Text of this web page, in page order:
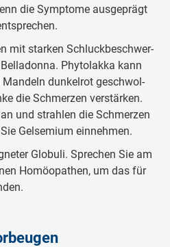
die Symp­to­me aus­ge­prägt
mit star­ken Schluck­be­schwer­
Phy­to­lak­ka kann
Man­deln dun­kel­rot ge­schwol­
die Schmer­zen ver­stär­ken.
und strah­len die Schmer­zen
Gel­se­mi­um ein­neh­men.
Glo­bu­li. Spre­chen Sie am
Ho­möo­pa­then, um das für